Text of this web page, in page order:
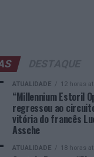
ATUALIDADE 12 horas
“Millennium Estoril
regressou ao
vitória do francês
Assche
ATUALIDADE 18 horas